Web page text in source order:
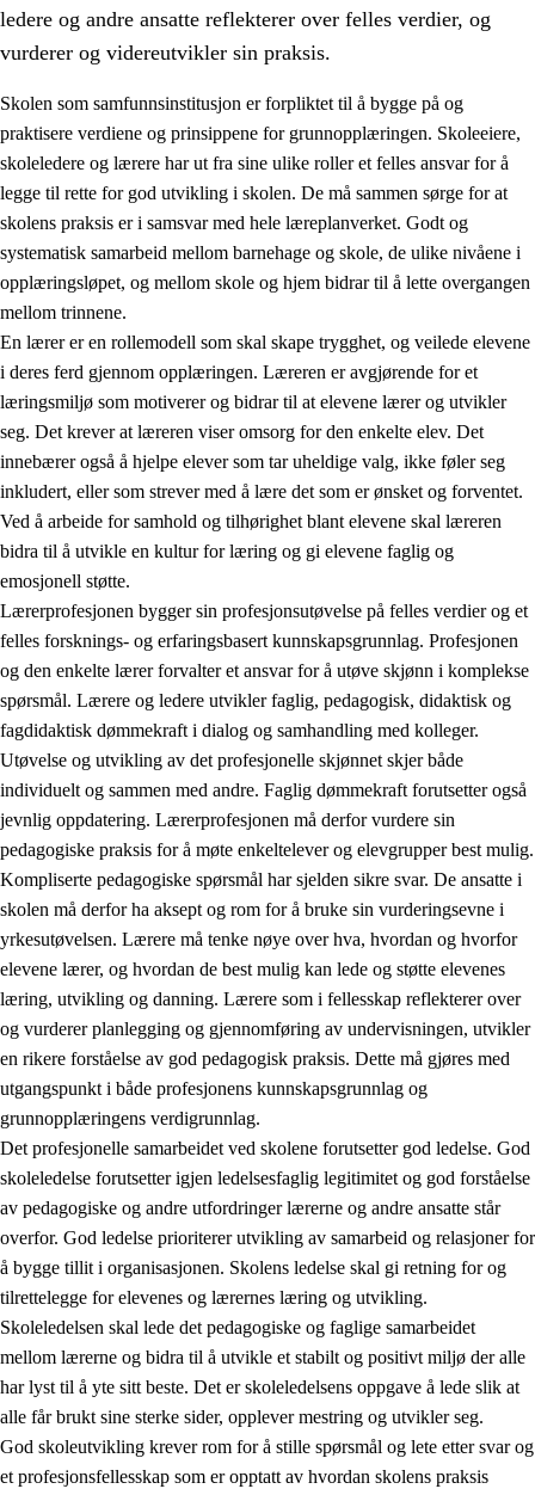
3. Prinsipper for skolens praksis
Et inkluderende læringsmiljø
3.2 Undervisning og tilpasset opplæring
3.3 Samarbeid mellom hjem og skole
3.4 Opplæring i lærebedrift og arbeidsliv
3.5 Profesjonsfellesskap og skoleutvikling
ledere og andre ansatte reflekterer over felles verdier, og
vurderer og videreutvikler sin praksis.
Skolen som samfunnsinstitusjon er forpliktet til å bygge på og
praktisere verdiene og prinsippene for grunnopplæringen. Skoleeiere,
skoleledere og lærere har ut fra sine ulike roller et felles ansvar for å
legge til rette for god utvikling i skolen. De må sammen sørge for at
skolens praksis er i samsvar med hele læreplanverket. Godt og
systematisk samarbeid mellom barnehage og skole, de ulike nivåene i
opplæringsløpet, og mellom skole og hjem bidrar til å lette overgangen
mellom trinnene.
En lærer er en rollemodell som skal skape trygghet, og veilede elevene
i deres ferd gjennom opplæringen. Læreren er avgjørende for et
læringsmiljø som motiverer og bidrar til at elevene lærer og utvikler
seg. Det krever at læreren viser omsorg for den enkelte elev. Det
innebærer også å hjelpe elever som tar uheldige valg, ikke føler seg
inkludert, eller som strever med å lære det som er ønsket og forventet.
Ved å arbeide for samhold og tilhørighet blant elevene skal læreren
bidra til å utvikle en kultur for læring og gi elevene faglig og
emosjonell støtte.
Lærerprofesjonen bygger sin profesjonsutøvelse på felles verdier og et
felles forsknings- og erfaringsbasert kunnskapsgrunnlag. Profesjonen
og den enkelte lærer forvalter et ansvar for å utøve skjønn i komplekse
spørsmål. Lærere og ledere utvikler faglig, pedagogisk, didaktisk og
fagdidaktisk dømmekraft i dialog og samhandling med kolleger.
Utøvelse og utvikling av det profesjonelle skjønnet skjer både
individuelt og sammen med andre. Faglig dømmekraft forutsetter også
jevnlig oppdatering. Lærerprofesjonen må derfor vurdere sin
pedagogiske praksis for å møte enkeltelever og elevgrupper best mulig.
Kompliserte pedagogiske spørsmål har sjelden sikre svar. De ansatte i
skolen må derfor ha aksept og rom for å bruke sin vurderingsevne i
yrkesutøvelsen. Lærere må tenke nøye over hva, hvordan og hvorfor
elevene lærer, og hvordan de best mulig kan lede og støtte elevenes
læring, utvikling og danning. Lærere som i fellesskap reflekterer over
og vurderer planlegging og gjennomføring av undervisningen, utvikler
en rikere forståelse av god pedagogisk praksis. Dette må gjøres med
utgangspunkt i både profesjonens kunnskapsgrunnlag og
grunnopplæringens verdigrunnlag.
Det profesjonelle samarbeidet ved skolene forutsetter god ledelse. God
skoleledelse forutsetter igjen ledelsesfaglig legitimitet og god forståelse
av pedagogiske og andre utfordringer lærerne og andre ansatte står
overfor. God ledelse prioriterer utvikling av samarbeid og relasjoner for
å bygge tillit i organisasjonen. Skolens ledelse skal gi retning for og
tilrettelegge for elevenes og lærernes læring og utvikling.
Skoleledelsen skal lede det pedagogiske og faglige samarbeidet
mellom lærerne og bidra til å utvikle et stabilt og positivt miljø der alle
har lyst til å yte sitt beste. Det er skoleledelsens oppgave å lede slik at
alle får brukt sine sterke sider, opplever mestring og utvikler seg.
God skoleutvikling krever rom for å stille spørsmål og lete etter svar og
et profesjonsfellesskap som er opptatt av hvordan skolens praksis